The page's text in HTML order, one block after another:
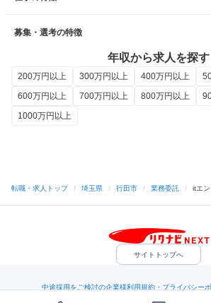
募集・選考の特徴
年収から求人を探す
200万円以上 300万円以上 400万円以上
600万円以上
700万円以上 800万円以上
1000万円以上
転職・求人トップ / 埼玉県 / 行田市 / 業務委託 / itエ
サイトトップへ
中途採用をご検討の企業様利用規約・プライバシー